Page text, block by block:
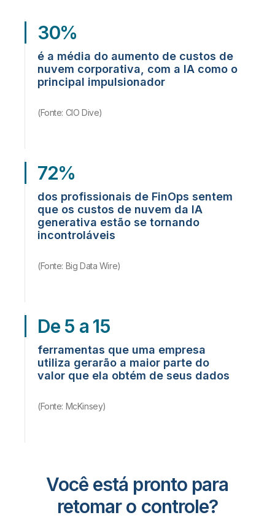
30%
é a média do aumento de custos de
nuvem corporativa, com a IA como o
principal impulsionador
(Fonte: CIO Dive)
72%
dos profissionais de FinOps sentem
que os custos de nuvem da IA
generativa estão se tornando
incontroláveis
(Fonte: Big Data Wire)
De 5 a 15
ferramentas que uma empresa
utiliza gerarão a maior parte do
valor que ela obtém de seus dados
(Fonte: McKinsey)
Você está pronto para
retomar o controle?